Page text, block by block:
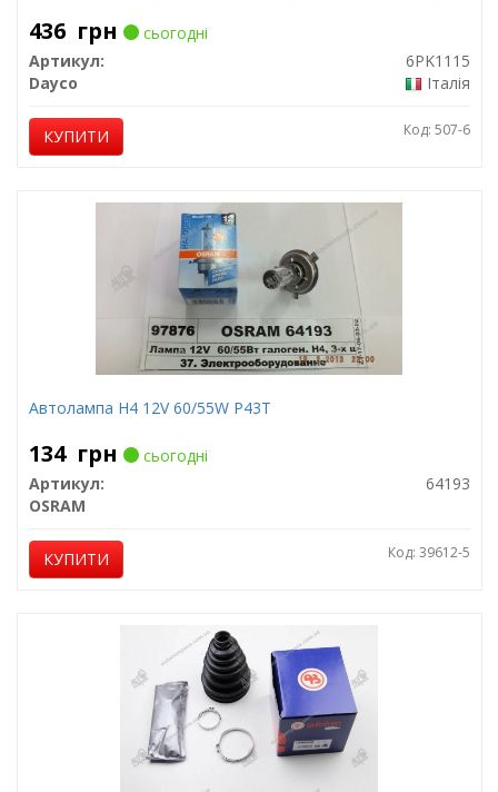
436 грн
сьогодні
Артикул:
6PK1115
Dayco
Італія
КУПИТИ Код: 507-6
Автолампа H4 12V 60/55W P43T
134 грн
сьогодні
Артикул:
64193
OSRAM
КУПИТИ Код: 39612-5